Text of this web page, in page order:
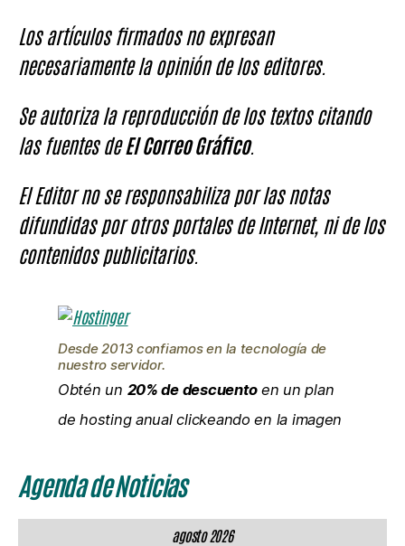
Los artículos firmados no expresan
necesariamente la opinión de los editores.
Se autoriza la reproducción de los textos citando
las fuentes deEl Correo Gráfico.
El Editor no se responsabiliza por las notas
difundidas por otros portales de Internet, ni de los
contenidos publicitarios.
Desde 2013 confiamos en la tecnología de
nuestro servidor.
Obtén un 20% de descuentoen un plan
de hosting anual clickeando en la imagen
Agenda de Noticias
agosto 2026